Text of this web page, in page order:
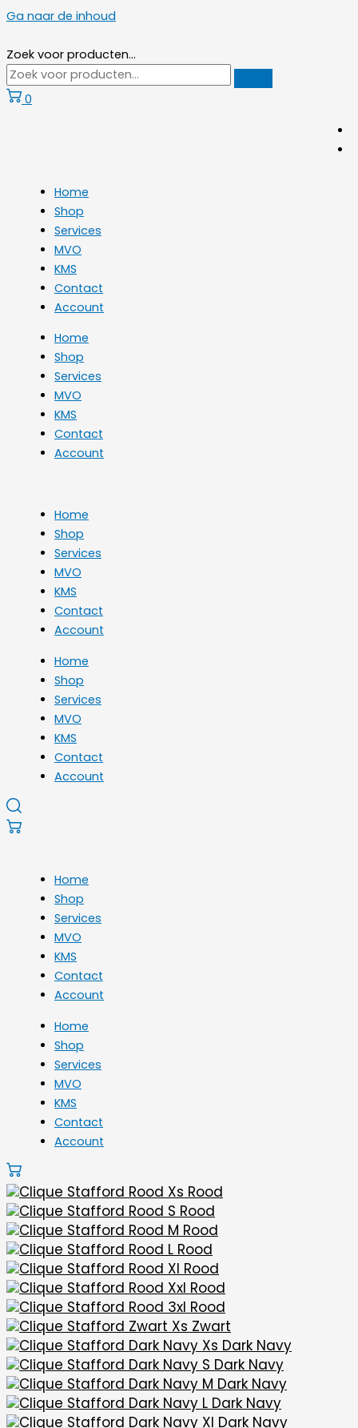
Ga naar de inhoud
Zoek voor producten...
0
Home
Shop
Services
MVO
KMS
Contact
Account
Home
Shop
Services
MVO
KMS
Contact
Account
Home
Shop
Services
MVO
KMS
Contact
Account
Home
Shop
Services
MVO
KMS
Contact
Account
Home
Shop
Services
MVO
KMS
Contact
Account
Home
Shop
Services
MVO
KMS
Contact
Account